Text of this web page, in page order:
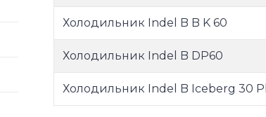
Холодильник Indel B B K 60
Холодильник Indel B DP60
Холодильник Indel B Iceberg 30